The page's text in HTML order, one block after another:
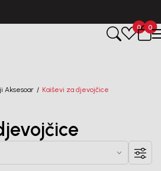
0 0
Aksesoar Kaiševi za djevojčice
za djevojčice